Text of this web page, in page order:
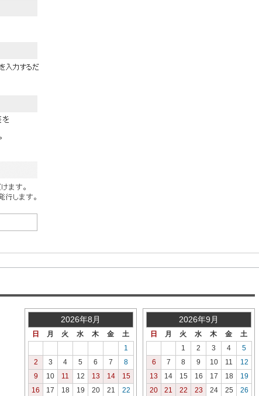
2026年8月
日 月 火 水 木 金
土
1
2
3 4 5 6 7
8
9
10 11 12 13 14
15
16
17 18 19 20 21 22
2026年9月
日 月 火 水 木 金
土
1
2 3 4
5
6
7 8 9 10 11
12
13
14 15 16 17 18
19
20
21 22 23 24 25 26